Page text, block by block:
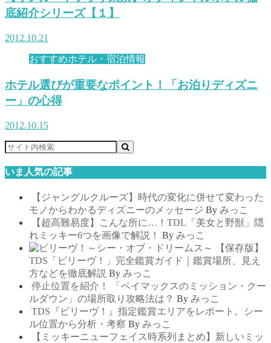
底紹介シリーズ【１】
2012.10.21
おすすめホテル・宿泊情報
ホテル選びが重要なポイント！「お泊りディズニ
ー」の心得
2012.10.15
いま人気の記事
【ジャングルクルーズ】時代の変化に併せて変わった
モノからわかるディズニーのメッセージ By みっこ
【超高難易度】こんな所に…！TDL「美女と野獣」隠
れミッキー6つを画像で解説！
By みっこ
【保存版】
TDS「ビリーヴ！」完全鑑賞ガイド｜鑑賞場所、見え
方などを徹底解説 By みっこ
停止位置を紹介！ 「ベイマックスのミッション・クー
ルダウン」の場所取り攻略法は？ By みっこ
TDS『ビリーヴ！』指定鑑賞エリアをレポート。シー
ル位置から分析・考察 By みっこ
【ミッキーニューフェイス時系列まとめ】新しいミッ